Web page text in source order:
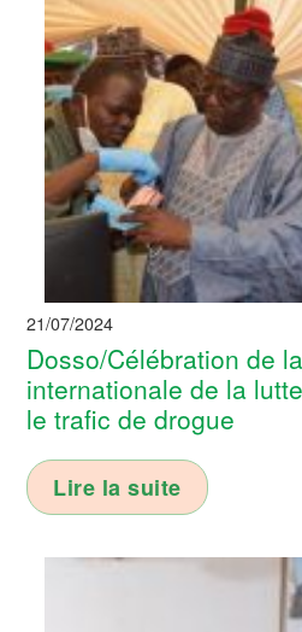
21/07/2024
Dosso/Célébration de
internationale de la
le trafic de drogue
Lire la suite